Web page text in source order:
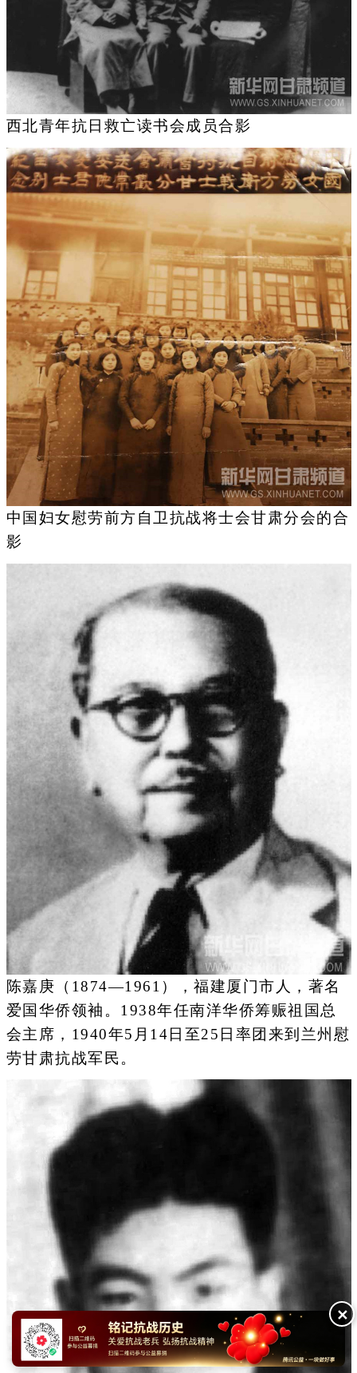
西北青年抗日救亡读书会成员合影
中国妇女慰劳前方自卫抗战将士会甘肃分会的合
影
陈嘉庚（1874—1961），福建厦门市人，著名
爱国华侨领袖。1938年任南洋华侨筹赈祖国总
会主席，1940年5月14日至25日率团来到兰州慰
劳甘肃抗战军民。
✕